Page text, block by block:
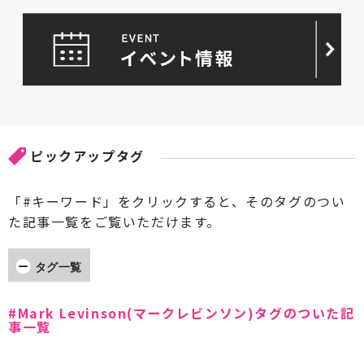
ピックアップタグ
「#キーワード」をクリックすると、そのタグのつい
た記事一覧をご覧いただけます。
タグ一覧
#Accuphase(アキュフェーズ) #AXISS(アクシス)
#Mark Levinson(マークレビンソン)タグのついた記
事一覧